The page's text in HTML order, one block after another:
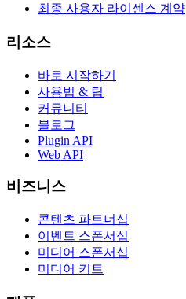
최종 사용자 라이센스 계약
리소스
바로 시작하기
사용법 & 팁
커뮤니티
블로그
Plugin API
Web API
비즈니스
콘텐츠 파트너십
이벤트 스폰서십
미디어 스폰서십
미디어 키트